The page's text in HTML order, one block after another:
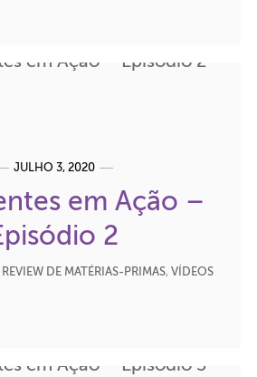
JULHO 3, 2020
em Ação –
2
REVIEW DE MATÉRIAS-PRIMAS, VÍDEOS